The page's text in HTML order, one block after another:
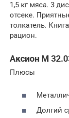
1,5 кг мяса. 3
отсеке.
толкатель.
рацион.
Аксион М
Плюсы
Долгий